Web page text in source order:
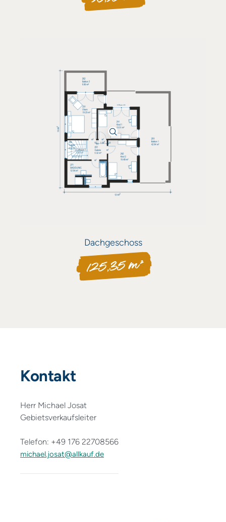
Dachgeschoss
125,35 m²
Kontakt
Herr Michael Josat
Gebietsverkaufsleiter
Telefon: +49 176 22708566
michael.josat@allkauf.de